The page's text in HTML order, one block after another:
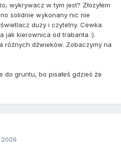
wykrywacz w tym jest? Złozyłem
solidnie wykonany nic nie
duzy i czytelny. Cewka
jak kierownica od trabanta :).
różnych dźwieków. Zobaczymy na
do gruntu, bo pisałeś gdzieś że